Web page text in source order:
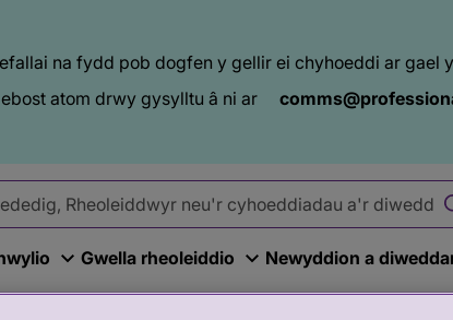
na fydd pob dogfen y gellir ei chyhoeddi ar gael
atom drwy gysylltu â ni ar
Gwella rheoleiddio Newyddion a